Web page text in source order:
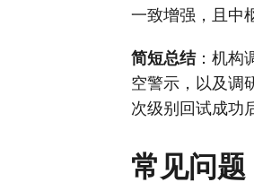
一致增强，且中
简短总结：机构
空警示，以及调
次级别回试成功
常见问题